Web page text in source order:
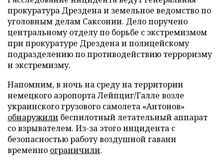
прокуратура Дрездена и земельное ведомство по
уголовным делам Саксонии. Дело поручено
центральному отделу по борьбе с экстремизмом
при прокуратуре Дрездена и полицейскому
подразделению по противодействию терроризму
и экстремизму.
Напомним, в ночь на среду на территории
немецкого аэропорта Лейпциг/Галле возле
украинского грузового самолета «Антонов»
обнаружили беспилотный летательный аппарат
со взрывателем. Из-за этого инцидента с
безопасностью работу воздушной гавани
временно ограничили.